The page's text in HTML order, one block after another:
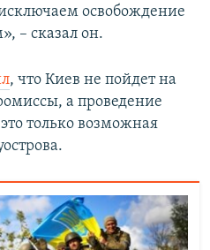
освобождение
– сказал он.
, что Киев не пойдет на
а проведение
только возможная